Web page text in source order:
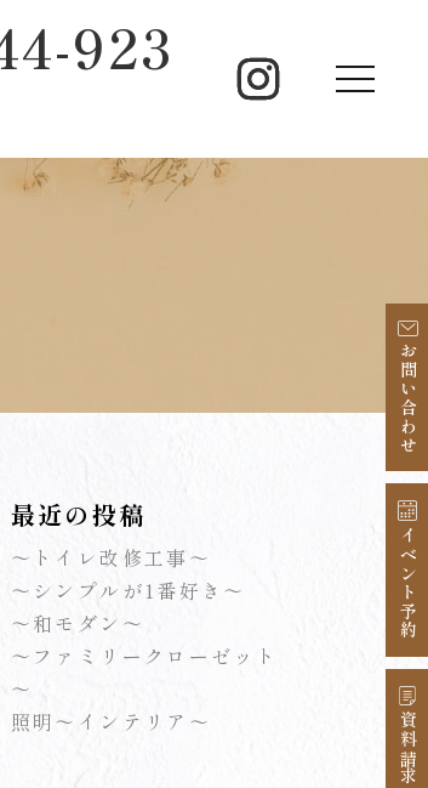
923
お問い合わせ
イベント予約
資料請求
最近の投稿
～トイレ改修工事～
～シンプルが1番好き～
～和モダン～
～ファミリークローゼット
～
照明～インテリア～